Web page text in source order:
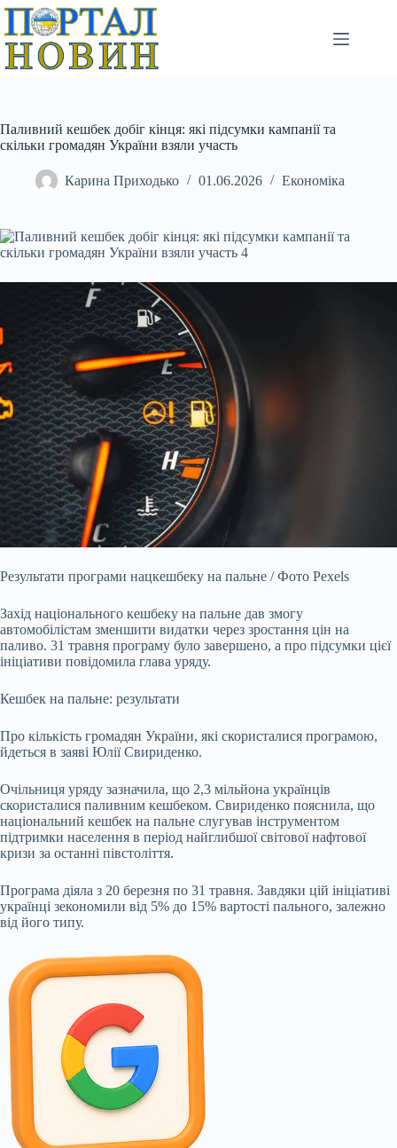
Перейти
вмісту
Паливний кешбек добіг кінця: які підсумки кампанії та
скільки громадян України взяли участь
Карина Приходько 01.06.2026 Економіка
Результати програми нацкешбеку на пальне / Фото Pexels
Захід національного кешбеку на пальне дав змогу
автомобілістам зменшити видатки через зростання цін на
паливо. 31 травня програму було завершено, а про підсумки цієї
ініціативи повідомила глава уряду.
Кешбек на пальне: результати
Про кількість громадян України, які скористалися програмою,
йдеться в заяві Юлії Свириденко.
Очільниця уряду зазначила, що 2,3 мільйона українців
скористалися паливним кешбеком. Свириденко пояснила, що
національний кешбек на пальне слугував інструментом
підтримки населення в період найглибшої світової нафтової
кризи за останні півстоліття.
Програма діяла з 20 березня по 31 травня. Завдяки цій ініціативі
українці зекономили від 5% до 15% вартості пального, залежно
від його типу.